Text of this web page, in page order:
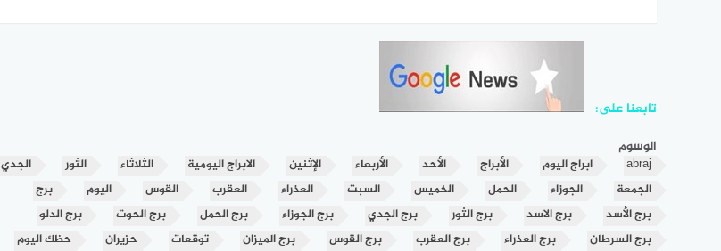
تابعنا على:
الوسوم
abraj ابراج اليوم الأبراج الأحد الأربعاء الإثنين الابراج اليومية الثلاثاء الثور
الجدي
الجمعة
الجوزاء الحمل الخميس السبت العذراء العقرب القوس اليوم
برج
برج الأسد
برج الاسد برج الثور برج الجدي برج الجوزاء برج الحمل برج الحوت
برج الدلو
برج السرطان
برج العذراء برج العقرب برج القوس برج الميزان توقعات حزيران
حظك اليوم